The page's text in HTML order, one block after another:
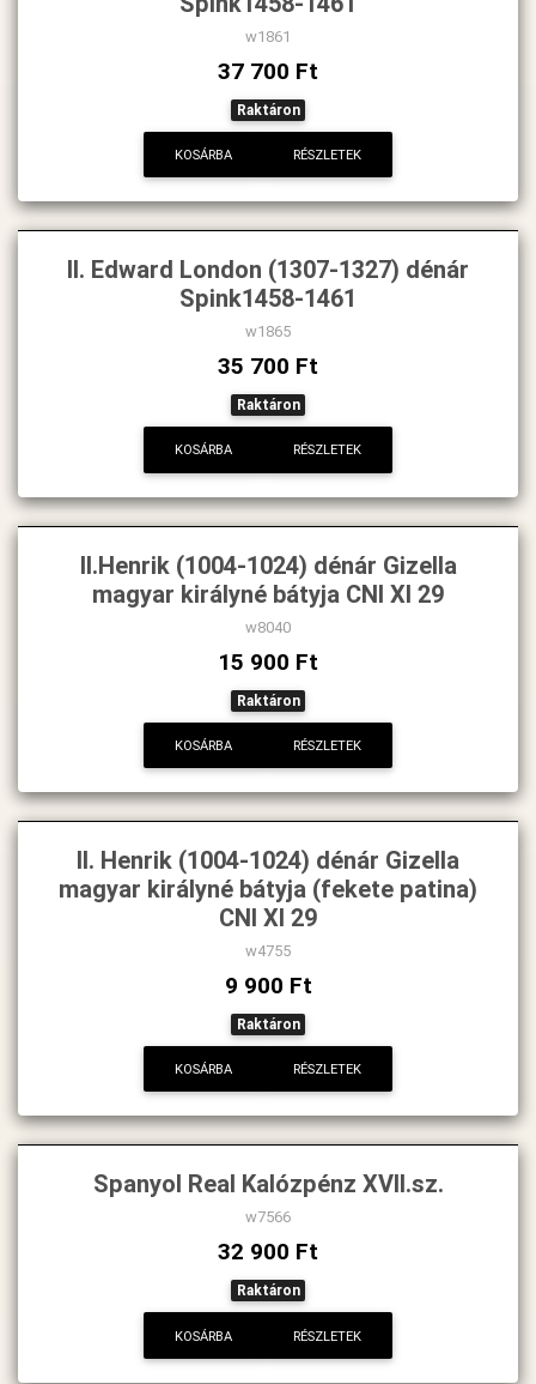
w1861
37 700 Ft
Raktáron
KOSÁRBA RÉSZLETEK
II. Edward London (1307-1327) dénár
Spink1458-1461
w1865
35 700 Ft
Raktáron
KOSÁRBA RÉSZLETEK
II.Henrik (1004-1024) dénár Gizella
magyar királyné bátyja CNI XI 29
w8040
15 900 Ft
Raktáron
KOSÁRBA RÉSZLETEK
II. Henrik (1004-1024) dénár Gizella
magyar királyné bátyja (fekete patina)
CNI XI 29
w4755
9 900 Ft
Raktáron
KOSÁRBA RÉSZLETEK
Spanyol Real Kalózpénz XVII.sz.
w7566
32 900 Ft
Raktáron
KOSÁRBA RÉSZLETEK